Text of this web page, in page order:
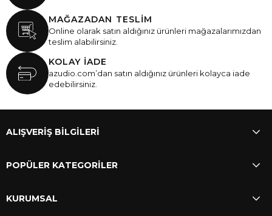
MAĞAZADAN TESLİM
Online olarak satın aldığınız ürünleri mağazalarımızdan
teslim alabilirsiniz.
KOLAY İADE
azudio.com’dan satın aldığınız ürünleri kolayca iade
edebilirsiniz.
ALIŞVERİŞ BİLGİLERİ
POPÜLER KATEGORİLER
KURUMSAL